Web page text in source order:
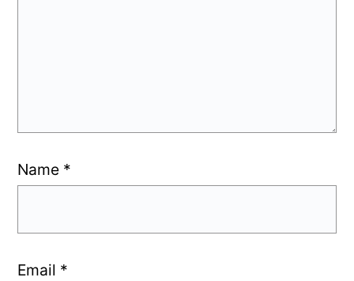
Name *
Email *